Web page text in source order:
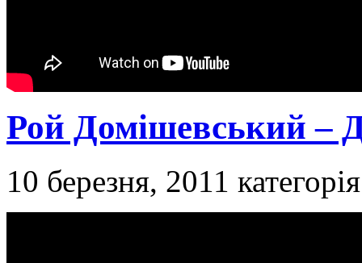
Рой Домішевський –
10 березня, 2011